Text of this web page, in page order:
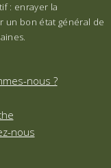
: enrayer la
un bon état général de
nous ?
nous